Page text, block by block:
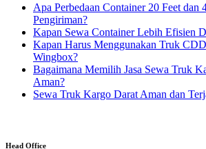
Apa Perbedaan Container 20 Feet dan
Pengiriman?
Kapan Sewa Container Lebih Efisien
Kapan Harus Menggunakan Truk
Wingbox?
Bagaimana Memilih Jasa Sewa Truk
Aman?
Sewa Truk Kargo Darat Aman dan
Head Office